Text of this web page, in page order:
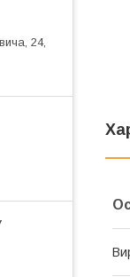
24,